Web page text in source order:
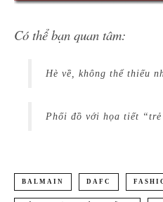
Có thể bạn quan tâm:
Hè về, không thể thiếu
Phối đồ với họa tiết “trẻ
BALMAIN DAFC